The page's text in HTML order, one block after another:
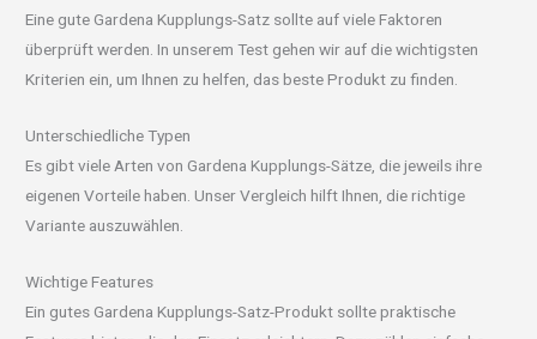
Eine gute Gardena Kupplungs-Satz sollte auf viele Faktoren
überprüft werden. In unserem Test gehen wir auf die wichtigsten
Kriterien ein, um Ihnen zu helfen, das beste Produkt zu finden.
Unterschiedliche Typen
Es gibt viele Arten von Gardena Kupplungs-Sätze, die jeweils ihre
eigenen Vorteile haben. Unser Vergleich hilft Ihnen, die richtige
Variante auszuwählen.
Wichtige Features
Ein gutes Gardena Kupplungs-Satz-Produkt sollte praktische